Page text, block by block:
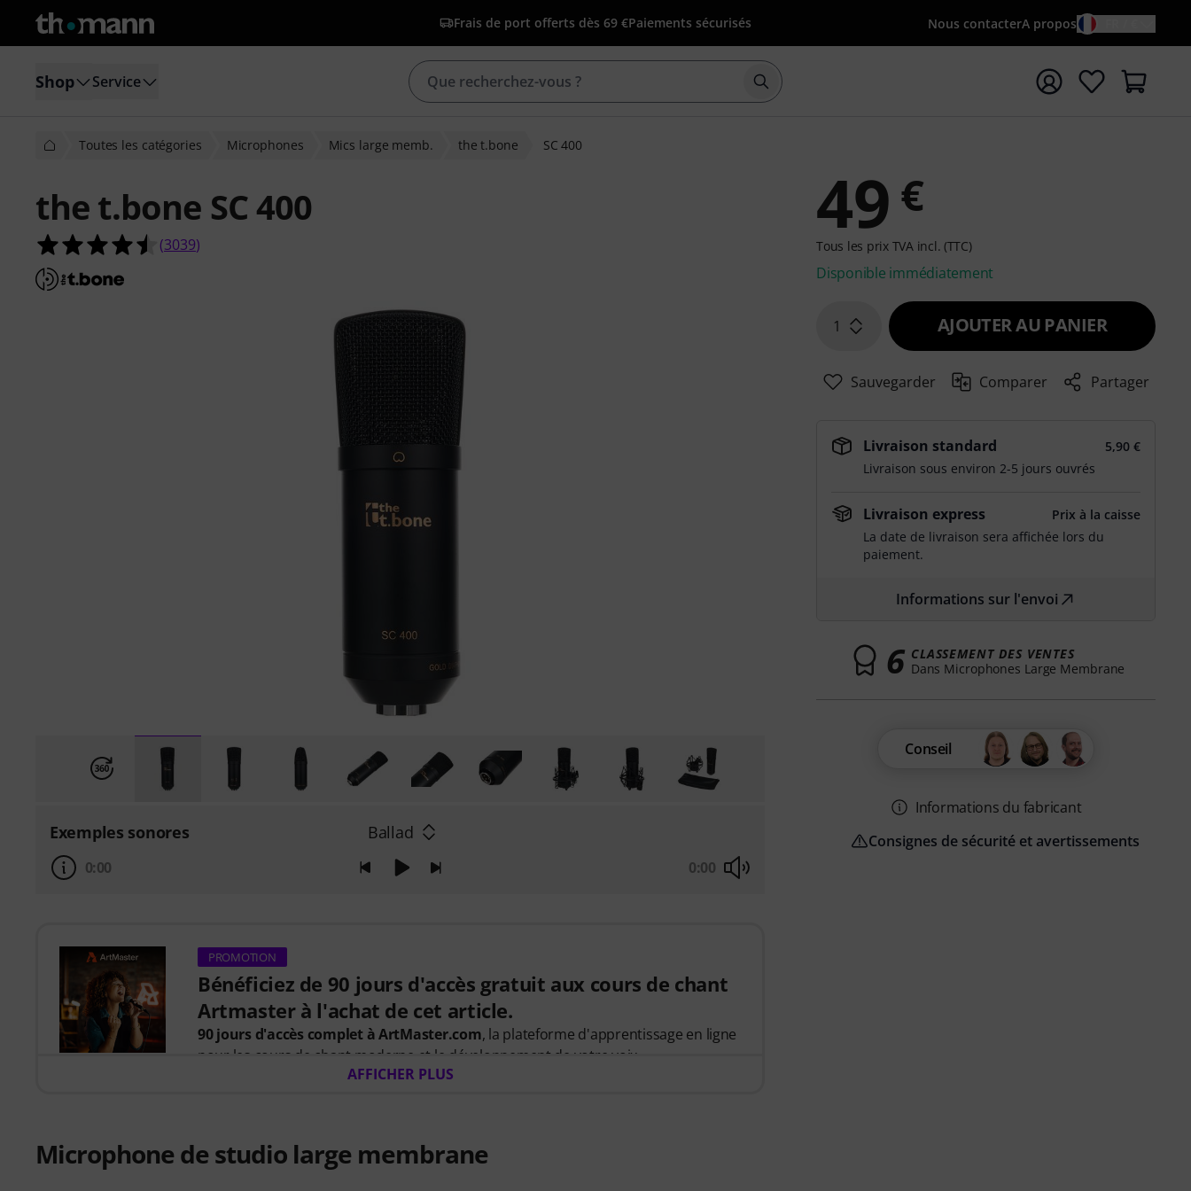
Frais de port offerts dès 69 €Paiements sécurisés Nous contacterA propos
Shop Service Démarrer la recherche avec le terme de recherche
Toutes les catégories Microphones Mics large memb. the t.bone SC 400
the t.bone SC 400
4.5 étoiles sur 5 d'après 3039 évaluations clients
(3039)
Exemples sonores Ballad
0:00 0:00
PROMOTION
Bénéficiez de 90 jours d'accès gratuit aux cours de chant
Artmaster à l'achat de cet article.
90 jours d'accès complet à ArtMaster.com, la plateforme d'apprentissage en ligne
pour les cours de chant moderne et le développement de votre voix.
« Chant pour débutants »
, dispensé par
artistes tels queBarbra Streisand, Justin Timberlake et Britney Spears
AFFICHER PLUS
Microphone de studio large membrane
49 €
Tous les prix TVA incl. (TTC)
Disponible immédiatement
1 AJOUTER AU PANIER
Sauvegarder Comparer Partager
Livraison standard
5,90 €
Livraison sous environ 2-5 jours ouvrés
Livraison express
Prix à la caisse
La date de livraison sera affichée lors du
paiement.
Informations sur l'envoi
6 CLASSEMENT DES VENTES
Dans Microphones Large Membrane
Conseil
Informations du fabricant
Consignes de sécurité et avertissements